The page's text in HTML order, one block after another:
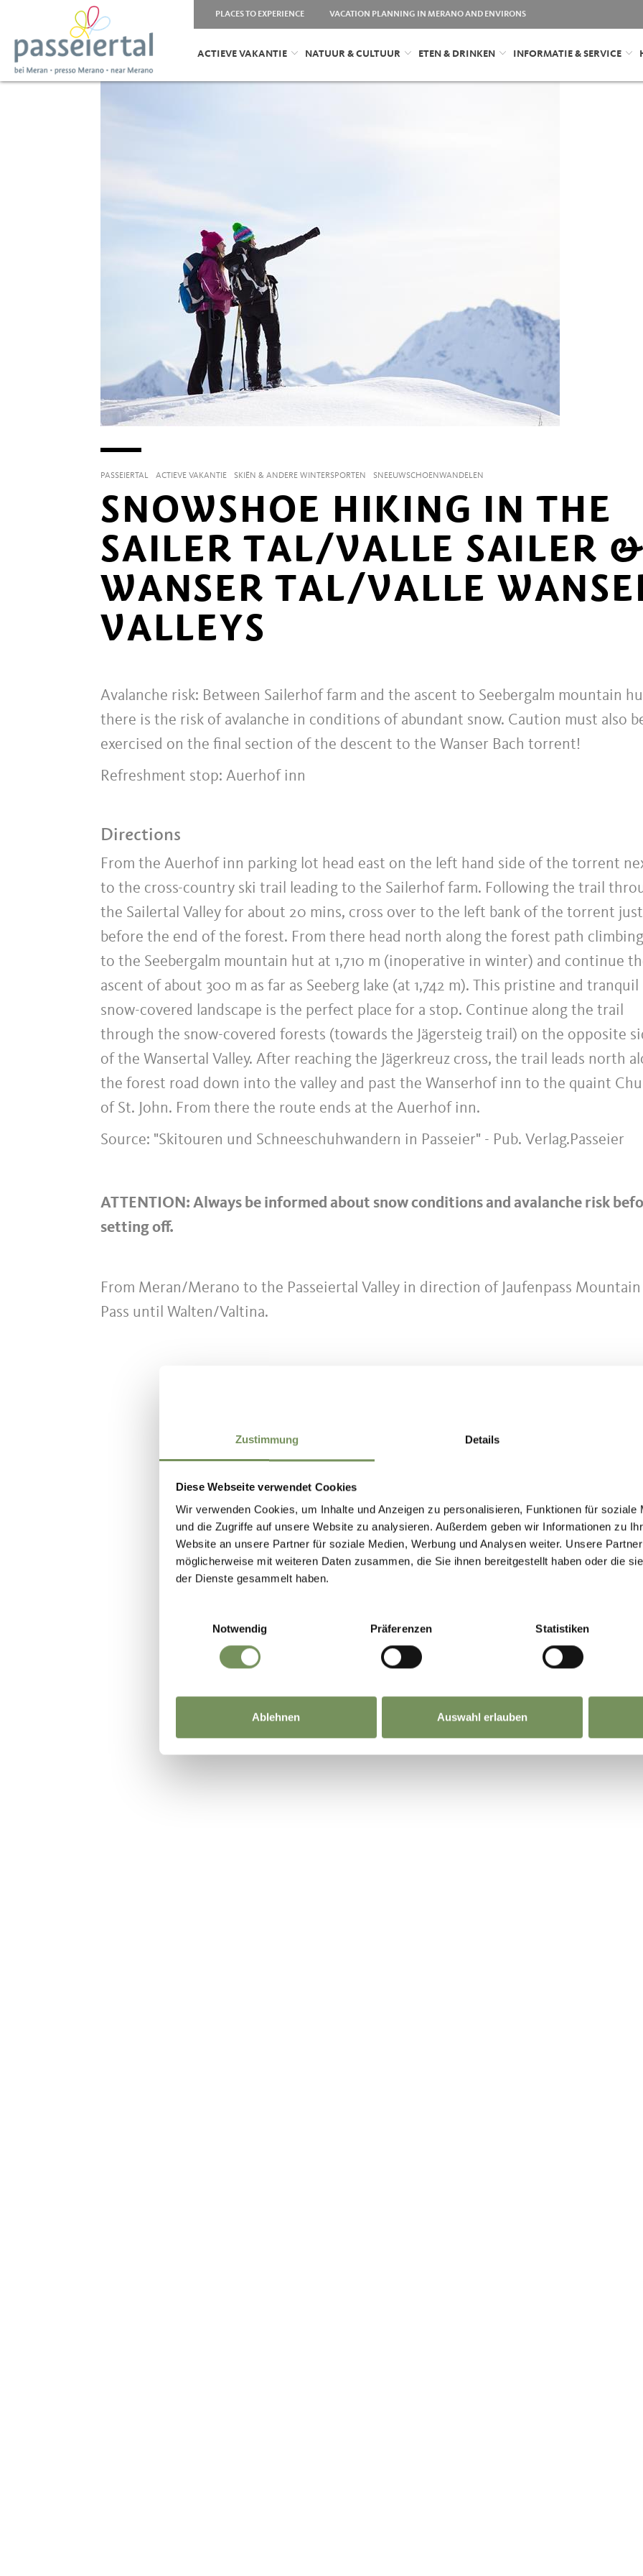
Zustimmung Details
Diese Webseite verwendet Cookies
Wir verwenden Cookies, um Inhalte und Anzeigen zu personalisieren, Funktionen für soziale
und die Zugriffe auf unsere Website zu analysieren. Außerdem geben wir Informationen zu
Website an unsere Partner für soziale Medien, Werbung und Analysen weiter. Unsere
möglicherweise mit weiteren Daten zusammen, die Sie ihnen bereitgestellt haben oder die
der Dienste gesammelt haben.
Notwendig
Präferenzen Statistiken
Ablehnen Auswahl erlauben
PLACES TO EXPERIENCE VACATION PLANNING IN MERANO AND ENVIRONS
ACTIEVE VAKANTIE NATUUR & CULTUUR ETEN & DRINKEN INFORMATIE & SERVICE
PASSEIERTAL ACTIEVE VAKANTIE SKIËN & ANDERE WINTERSPORTEN SNEEUWSCHOENWANDELEN
SNOWSHOE HIKING IN THE
SAILER TAL/VALLE SAILER &
WANSER TAL/VALLE
VALLEYS
Avalanche risk: Between Sailerhof farm and the ascent to Seebergalm mountain
there is the risk of avalanche in conditions of abundant snow. Caution must also
exercised on the final section of the descent to the Wanser Bach torrent!
Refreshment stop: Auerhof inn
Directions
From the Auerhof inn parking lot head east on the left hand side of the torrent
to the cross-country ski trail leading to the Sailerhof farm. Following the trail
the Sailertal Valley for about 20 mins, cross over to the left bank of the torrent just
before the end of the forest. From there head north along the forest path
to the Seebergalm mountain hut at 1,710 m (inoperative in winter) and continue
ascent of about 300 m as far as Seeberg lake (at 1,742 m). This pristine and tranquil
snow-covered landscape is the perfect place for a stop. Continue along the trail
through the snow-covered forests (towards the Jägersteig trail) on the opposite
of the Wansertal Valley. After reaching the Jägerkreuz cross, the trail leads north
the forest road down into the valley and past the Wanserhof inn to the quaint
of St. John. From there the route ends at the Auerhof inn.
Source: "Skitouren und Schneeschuhwandern in Passeier" - Pub. Verlag.Passeier
ATTENTION: Always be informed about snow conditions and avalanche risk
setting off.
From Meran/Merano to the Passeiertal Valley in direction of Jaufenpass Mountain
Pass until Walten/Valtina.